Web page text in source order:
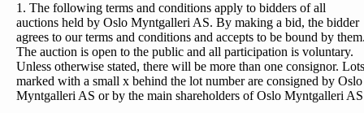
1. The following terms and conditions apply to bidders of all
auctions held by Oslo Myntgalleri AS. By making a bid, the bidder
agrees to our terms and conditions and accepts to be bound by
The auction is open to the public and all participation is voluntary.
Unless otherwise stated, there will be more than one consignor. Lots
marked with a small x behind the lot number are consigned by Oslo
Myntgalleri AS or by the main shareholders of Oslo Myntgalleri